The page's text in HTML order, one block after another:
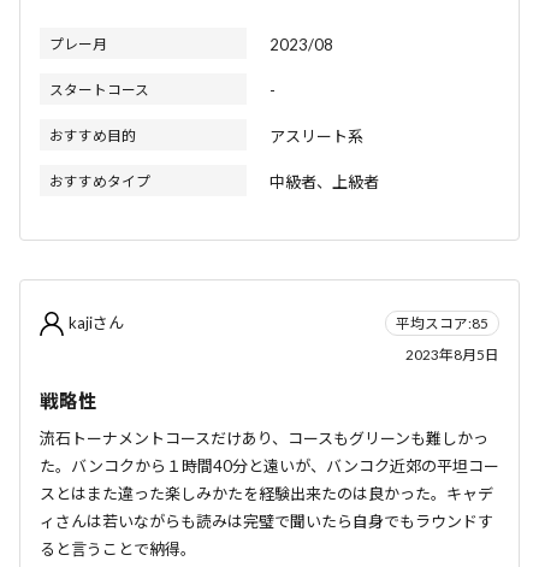
プレー月 2023/08
スタートコース -
おすすめ目的 アスリート系
おすすめタイプ 中級者、上級者
kajiさん
平均スコア:85
2023年8月5日
戦略性
流石トーナメントコースだけあり、コースもグリーンも難しかっ
た。バンコクから１時間40分と遠いが、バンコク近郊の平坦コー
スとはまた違った楽しみかたを経験出来たのは良かった。キャデ
ィさんは若いながらも読みは完璧で聞いたら自身でもラウンドす
ると言うことで納得。